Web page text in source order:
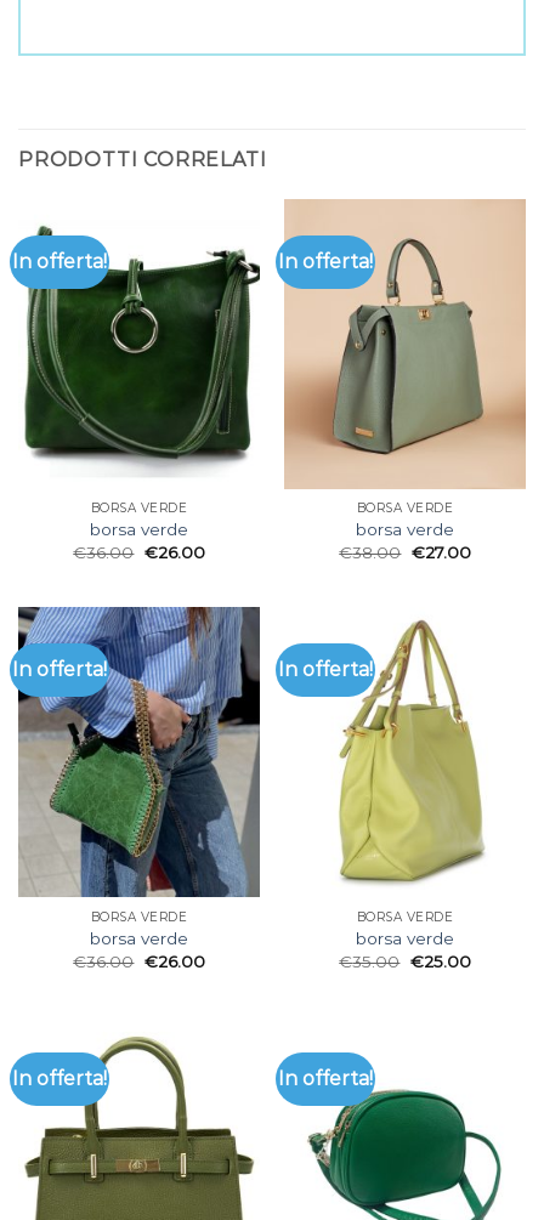
PRODOTTI CORRELATI
In offerta!
BORSA VERDE
borsa verde
€36.00 €26.00
In offerta!
BORSA VERDE
borsa verde
€38.00 €27.00
In offerta!
BORSA VERDE
borsa verde
€36.00 €26.00
In offerta!
BORSA VERDE
borsa verde
€35.00 €25.00
In offerta! In offerta!